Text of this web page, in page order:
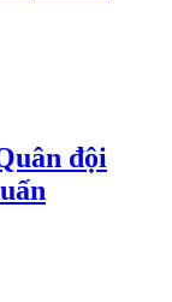
đội